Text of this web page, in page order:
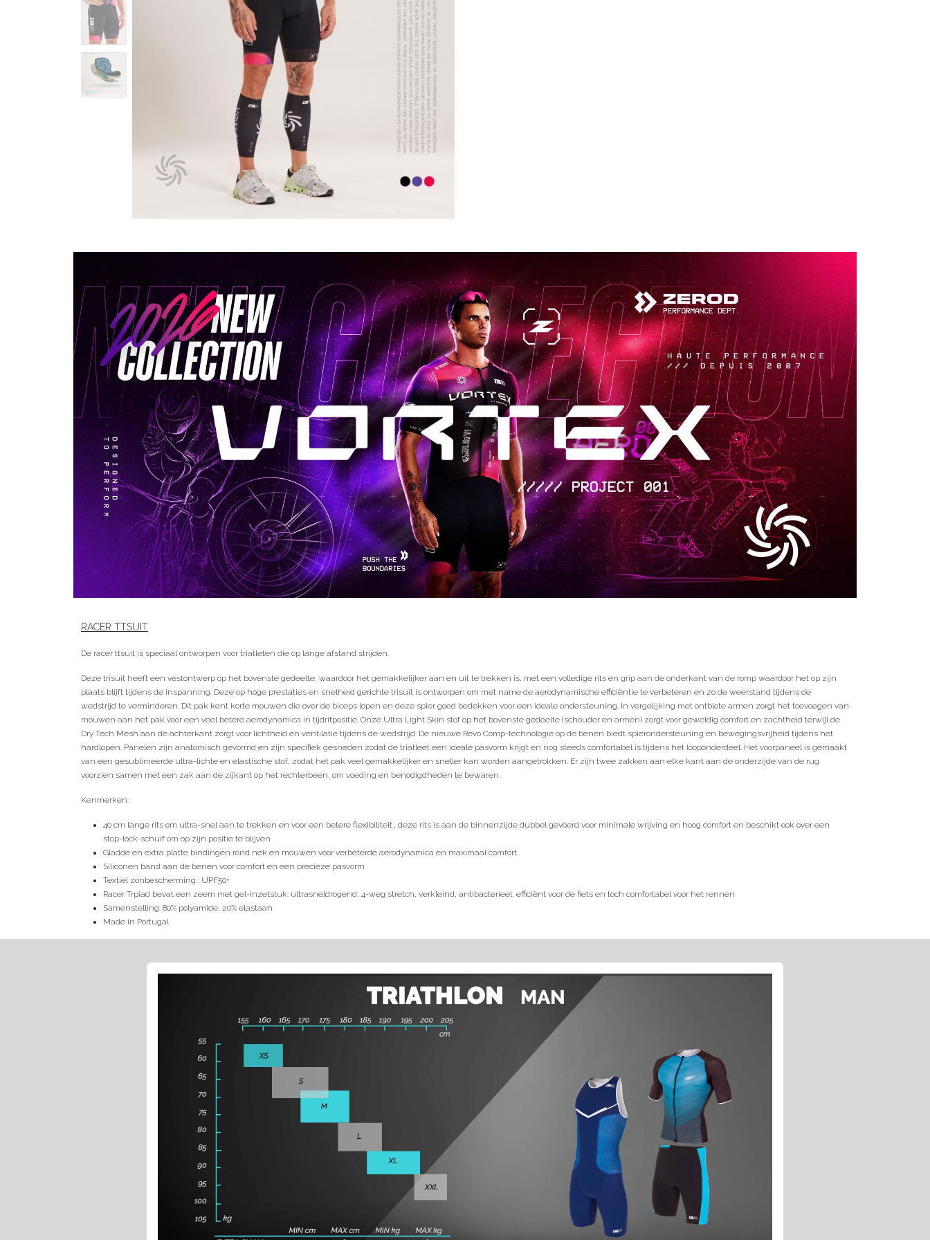
RACER TTSUIT
De racer ttsuit is speciaal ontworpen voor triatleten die op lange afstand strijden.
Deze trisuit heeft een vestontwerp op het bovenste gedeelte, waardoor het gemakkelijker aan en uit te trekken is, met een volledige rits en grip aan de onderkant van de romp waardoor het op zijn
plaats blijft tijdens de inspanning. Deze op hoge prestaties en snelheid gerichte trisuit is ontworpen om met name de aerodynamische efficiëntie te verbeteren en zo de weerstand tijdens de
wedstrijd te verminderen. Dit pak kent korte mouwen die over de biceps lopen en deze spier goed bedekken voor een ideale ondersteuning. In vergelijking met ontblote armen zorgt het toevoegen van
mouwen aan het pak voor een veel betere aerodynamica in tijdritpositie. Onze Ultra Light Skin stof op het bovenste gedeelte (schouder en armen) zorgt voor geweldig comfort en zachtheid terwijl de
Dry Tech Mesh aan de achterkant zorgt voor lichtheid en ventilatie tijdens de wedstrijd. De nieuwe Revo Comp-technologie op de benen biedt spierondersteuning en bewegingsvrijheid tijdens het
hardlopen. Panelen zijn anatomisch gevormd en zijn specifiek gesneden zodat de triatleet een ideale pasvorm krijgt en nog steeds comfortabel is tijdens het looponderdeel. Het voorpaneel is gemaakt
van een gesublimeerde ultra-lichte en elastische stof, zodat het pak veel gemakkelijker en sneller kan worden aangetrokken. Er zijn twee zakken aan elke kant aan de onderzijde van de rug
voorzien samen met een zak aan de zijkant op het rechterbeen, om voeding en benodigdheden te bewaren.
Kenmerken:
40 cm lange rits om ultra-snel aan te trekken en voor een betere flexibiliteit., deze rits is aan de binnenzijde dubbel gevoerd voor minimale wrijving en hoog comfort en beschikt ook over een
stop-lock-schuif om op zijn positie te blijven
Gladde en extra platte bindingen rond nek en mouwen voor verbeterde aerodynamica en maximaal comfort
Siliconen band aan de benen voor comfort en een precieze pasvorm
Textiel zonbescherming : UPF50+
Racer Trpiad bevat een zeem met gel-inzetstuk: ultrasneldrogend, 4-weg stretch, verkleind, antibacterieel, efficiënt voor de fiets en toch comfortabel voor het rennen
Samenstelling: 80% polyamide, 20% elastaan
Made in Portugal